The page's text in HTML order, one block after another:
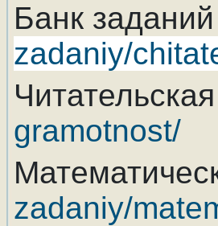
Банк
zadaniy/
gramotnost/
zadaniy/